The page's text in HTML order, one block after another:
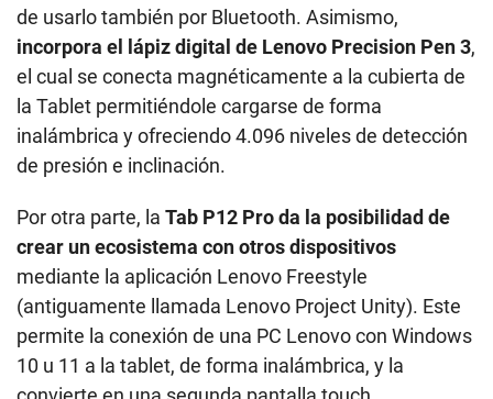
de usarlo también por Bluetooth. Asimismo,
incorpora el lápiz digital de Lenovo Precision Pen 3,
el cual se conecta magnéticamente a la cubierta de
la Tablet permitiéndole cargarse de forma
inalámbrica y ofreciendo 4.096 niveles de detección
de presión e inclinación.
Por otra parte, la Tab P12 Pro da la posibilidad de
crear un ecosistema con otros dispositivos
mediante la aplicación Lenovo Freestyle
(antiguamente llamada Lenovo Project Unity). Este
permite la conexión de una PC Lenovo con Windows
10 u 11 a la tablet, de forma inalámbrica, y la